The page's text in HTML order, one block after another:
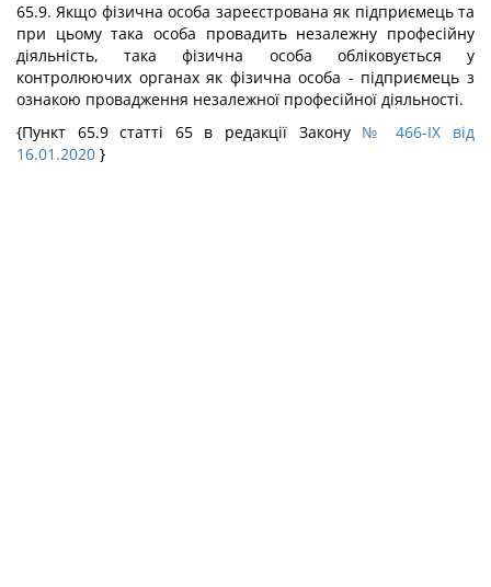
65.9. Якщо фізична особа зареєстрована як підприємець та
при цьому така особа провадить незалежну професійну
діяльність, така фізична особа обліковується у
контролюючих органах як фізична особа - підприємець з
ознакою провадження незалежної професійної діяльності.
{Пункт 65.9 статті 65 в редакції Закону № 466-IX від
16.01.2020 }